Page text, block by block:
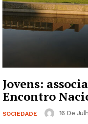
Jovens:
Encontro
SOCIEDADE 16 De